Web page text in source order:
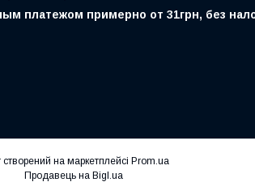
платежом примерно от 31грн, без
на маркетплейсі Prom.ua
Продавець на Bigl.ua